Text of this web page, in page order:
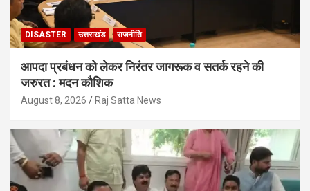
DISASTER उत्तराखंड राजनीति
आपदा प्रबंधन को लेकर निरंतर जागरूक व सतर्क रहने की
जरुरत : मदन कौशिक
August 8, 2026 Raj Satta News